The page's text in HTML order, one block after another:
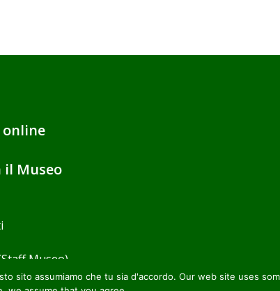
online
il Museo
Museo)
sito assumiamo che tu sia d'accordo. Our web site uses